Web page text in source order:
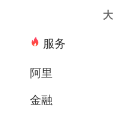
服务
阿里
金融